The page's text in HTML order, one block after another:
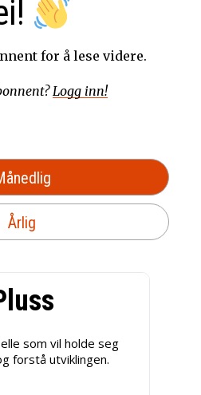
for å lese videre.
Logg inn!
Årlig
som vil holde seg
forstå utviklingen.